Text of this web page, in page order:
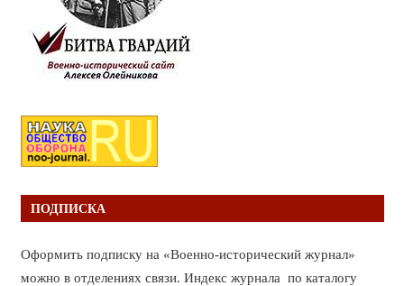
ПОДПИСКА
Оформить подписку на «Военно-исторический журнал»
можно в отделениях связи. Индекс журнала по каталогу